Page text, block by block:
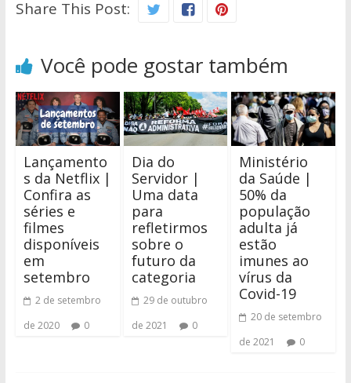
Share This Post:
Você pode gostar também
Lançamento
s da Netflix |
Confira as
séries e
filmes
disponíveis
em
setembro
2 de setembro
de 2020
0
Dia do
Servidor |
Uma data
para
refletirmos
sobre o
futuro da
categoria
29 de outubro
de 2021
0
Ministério
da Saúde |
50% da
população
adulta já
estão
imunes ao
vírus da
Covid-19
20 de setembro
de 2021
0